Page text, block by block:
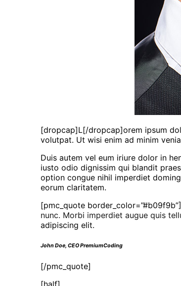
[dropcap]L[/dropcap]orem ipsum
volutpat. Ut wisi enim ad minim
Duis autem vel eum iriure dolor in
iusto odio dignissim qui blandit
option congue nihil imperdiet
eorum claritatem.
[pmc_quote
nunc. Morbi imperdiet augue quis
adipiscing elit.
John Doe, CEO PremiumCoding
[/pmc_quote]
[half]